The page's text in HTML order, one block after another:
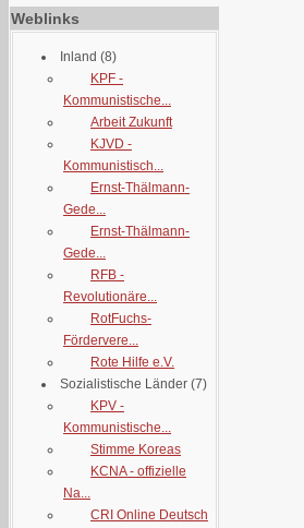
Weblinks
Inland (8)
KPF -
Kommunistische...
Arbeit Zukunft
KJVD -
Kommunistisch...
Ernst-Thälmann-
Gede...
Ernst-Thälmann-
Gede...
RFB -
Revolutionäre...
RotFuchs-
Fördervere...
Rote Hilfe e.V.
Sozialistische Länder (7)
KPV -
Kommunistische...
Stimme Koreas
KCNA - offizielle
Na...
CRI Online Deutsch